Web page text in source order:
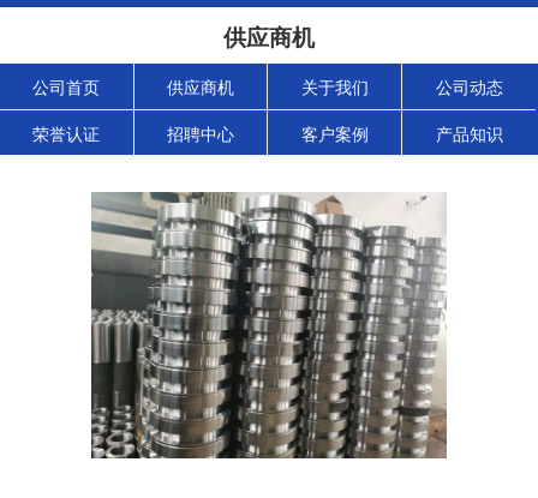
供应商机
公司首页 供应商机 关于我们 公司动态
荣誉认证 招聘中心 客户案例 产品知识